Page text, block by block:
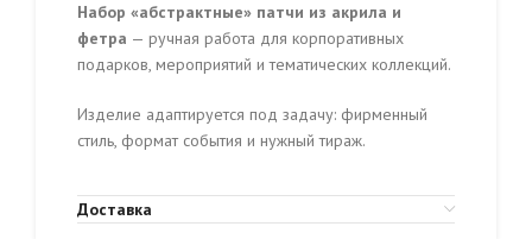
Набор «абстрактные» патчи из акрила и
фетра — ручная работа для корпоративных
подарков, мероприятий и тематических коллекций.
Изделие адаптируется под задачу: фирменный
стиль, формат события и нужный тираж.
Доставка